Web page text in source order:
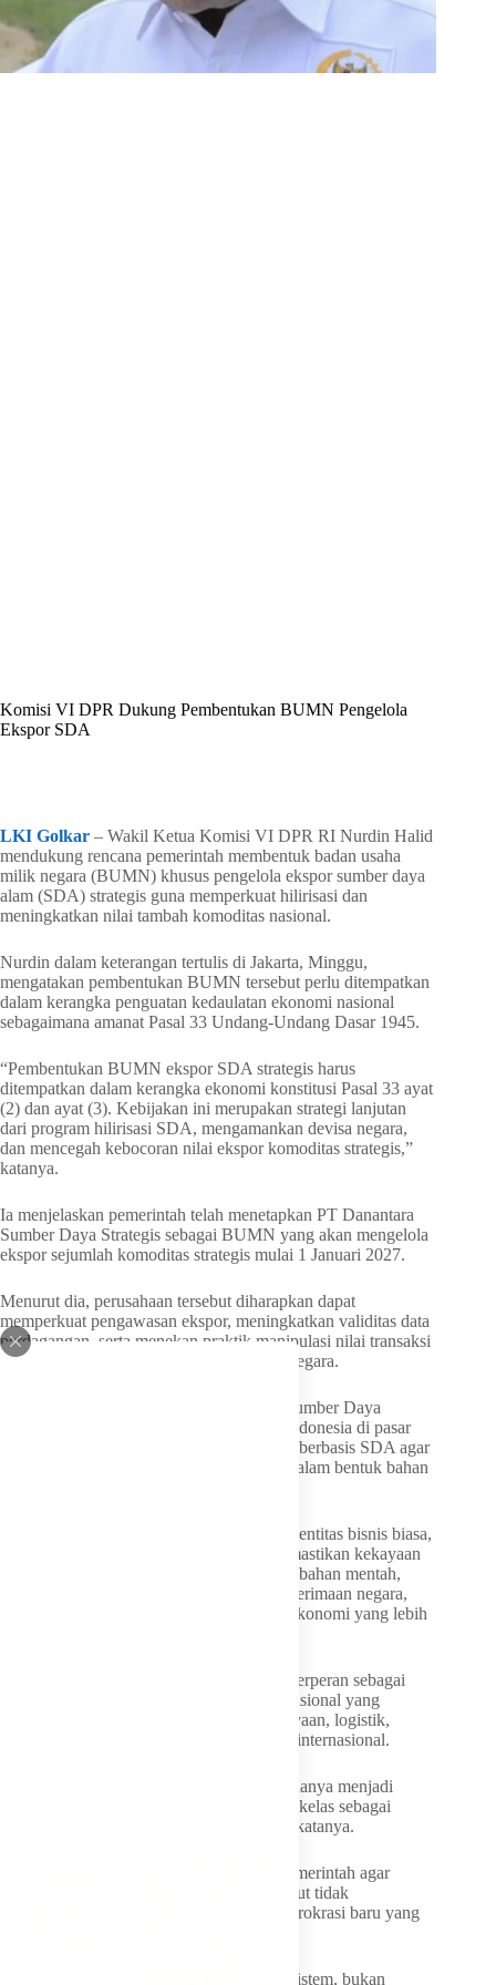
Komisi VI DPR Dukung Pembentukan BUMN Pengelola
Ekspor SDA
LKI Golkar – Wakil Ketua Komisi VI DPR RI Nurdin Halid
mendukung rencana pemerintah membentuk badan usaha
milik negara (BUMN) khusus pengelola ekspor sumber daya
alam (SDA) strategis guna memperkuat hilirisasi dan
meningkatkan nilai tambah komoditas nasional.
Nurdin dalam keterangan tertulis di Jakarta, Minggu,
mengatakan pembentukan BUMN tersebut perlu ditempatkan
dalam kerangka penguatan kedaulatan ekonomi nasional
sebagaimana amanat Pasal 33 Undang-Undang Dasar 1945.
“Pembentukan BUMN ekspor SDA strategis harus
ditempatkan dalam kerangka ekonomi konstitusi Pasal 33 ayat
(2) dan ayat (3). Kebijakan ini merupakan strategi lanjutan
dari program hilirisasi SDA, mengamankan devisa negara,
dan mencegah kebocoran nilai ekspor komoditas strategis,”
katanya.
Ia menjelaskan pemerintah telah menetapkan PT Danantara
Sumber Daya Strategis sebagai BUMN yang akan mengelola
ekspor sejumlah komoditas strategis mulai 1 Januari 2027.
Menurut dia, perusahaan tersebut diharapkan dapat
memperkuat pengawasan ekspor, meningkatkan validitas data
perdagangan, serta menekan praktik manipulasi nilai transaksi
perdagangan yang berpotensi merugikan negara.
Nurdin menilai kehadiran PT Danantara Sumber Daya
Strategis dapat memperkuat posisi tawar Indonesia di pasar
global sekaligus mendorong industrialisasi berbasis SDA agar
komoditas nasional tidak hanya diekspor dalam bentuk bahan
“BUMN tidak boleh hanya dilihat sebagai entitas bisnis biasa,
tetapi sebagai instrumen negara untuk memastikan kekayaan
alam Indonesia tidak hanya keluar sebagai bahan mentah,
melainkan menghasilkan nilai tambah, penerimaan negara,
penguatan industri nasional, dan manfaat ekonomi yang lebih
Ia mengatakan perusahaan tersebut perlu berperan sebagai
agregator dan penguat ekosistem ekspor nasional yang
mengintegrasikan aspek produksi, pembiayaan, logistik,
standardisasi mutu, hingga penetrasi pasar internasional.
“Hal ini penting agar Indonesia tidak lagi hanya menjadi
pengekspor komoditas, tetapi mampu naik kelas sebagai
pemain penting dalam rantai nilai global,” katanya.
Meski demikian, Nurdin mengingatkan pemerintah agar
memastikan implementasi kebijakan tersebut tidak
menimbulkan praktik monopoli maupun birokrasi baru yang
“BUMN harus hadir sebagai penguat ekosistem, bukan